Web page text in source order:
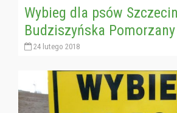
Wybieg dla psów Szczecin
Budziszyńska Pomorzany
24 lutego 2018